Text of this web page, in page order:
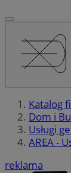
Katalog
Dom i
Usługi
AREA -
reklama